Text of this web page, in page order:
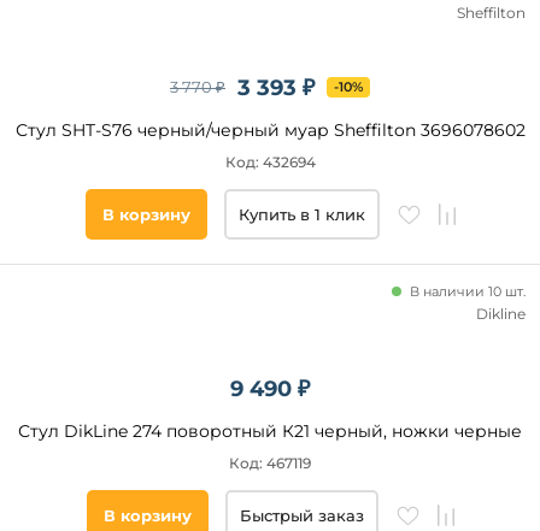
3 393 ₽
3 770 ₽ -10%
Стул SHT-S76 черный/черный муар Sheffilton 3696078602
Код: 432694
Sheffilton
В корзину Купить в 1 клик
9 490 ₽
Стул DikLine 274 поворотный К21 черный, ножки черные
В наличии 10 шт.
Код: 467119
Dikline
В корзину Быстрый заказ